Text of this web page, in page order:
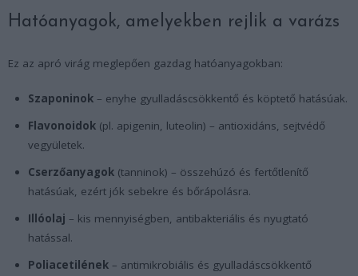
Hatóanyagok, amelyekben rejlik a varázs
Ez az apró virág meglepően gazdag hatóanyagokban:
Szaponinok – enyhe gyulladáscsökkentő és köptető hatásúak.
Flavonoidok (pl. apigenin, luteolin) – antioxidáns, sejtvédő
vegyületek.
Cserzőanyagok (tanninok) – összehúzó és fertőtlenítő
hatásúak, ezért jók sebekre és bőrápolásra.
Illóolaj – kis mennyiségben, antibakteriális és nyugtató
hatással.
Poliacetilének – antimikrobiális és gyulladáscsökkentő